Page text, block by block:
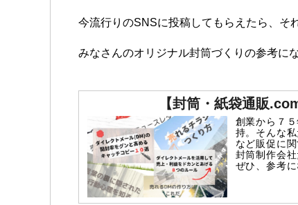
今流行りのSNSに投稿してもらえたら、そ
みなさんのオリジナル封筒づくりの参考に
【封筒・紙袋通販
創業から７
持。そんな
など販促に
封筒制作会
ぜひ、参考に